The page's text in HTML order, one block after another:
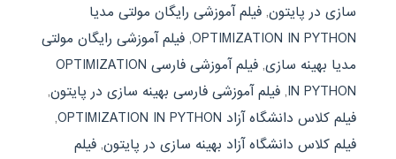
سازی در پایتون, فیلم آموزشی رایگان مولتی مدیا
OPTIMIZATION IN PYTHON
, فیلم آموزشی رایگان مولتی
مدیا بهینه سازی,
فیلم آموزشی فارسی OPTIMIZATION
IN PYTHON
, فیلم آموزشی فارسی بهینه سازی در پایتون,
فیلم کلاس دانشگاه آزاد OPTIMIZATION IN PYTHON
,
فیلم کلاس دانشگاه آزاد بهینه سازی در پایتون, فیلم